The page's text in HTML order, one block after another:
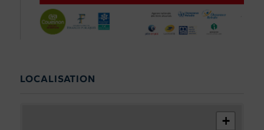
LOCALISATION
+